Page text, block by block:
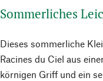
Sommerliches
Dieses sommerliche
Racines du Ciel aus
körnigen Griff und ein